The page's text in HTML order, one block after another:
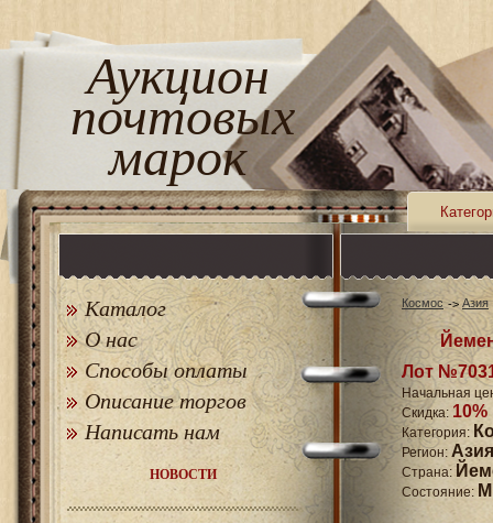
Аукцион
почтовых
марок
Каталог
О нас
Способы оплаты
Описание торгов
Написать нам
НОВОСТИ
Космос Азия
Лот
Начальная
Скидка: 10%
Категория:
Регион: Азия
Страна:
Состояние: